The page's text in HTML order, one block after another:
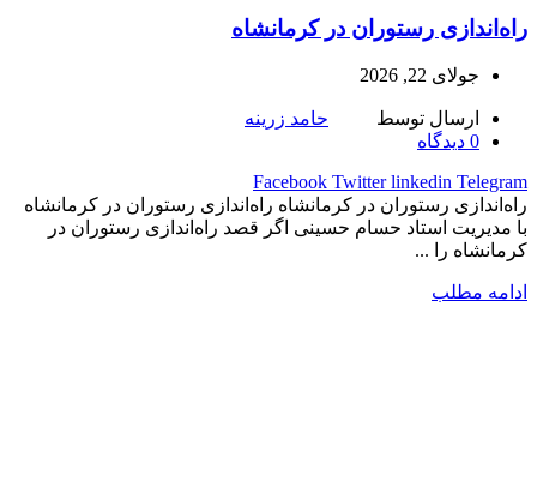
راه‌اندازی رستوران در کرمانشاه
جولای 22, 2026
ارسال توسط
حامد زرینه
0 دیدگاه
Facebook Twitter linkedin Telegram
راه‌اندازی رستوران در کرمانشاه راه‌اندازی رستوران در کرمانشاه
با مدیریت استاد حسام حسینی اگر قصد راه‌اندازی رستوران در
کرمانشاه را ...
ادامه مطلب